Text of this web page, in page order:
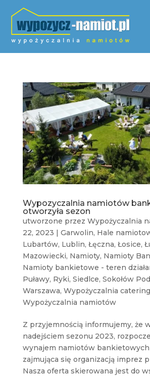
Wypozyczalnia namiotów
otworzyła sezon
utworzone przez Wypożyczalnia
22, 2023 | Garwolin, Hale
Lubartów, Lublin, Łęczna, Łosice,
Mazowiecki, Namioty, Namioty
Namioty bankietowe - teren
Puławy, Ryki, Siedlce, Sokołów
Warszawa, Wypożyczalnia
Wypożyczalnia namiotów
Z przyjemnością informujemy, że
nadejściem sezonu 2023,
wynajem namiotów
zajmująca się organizacją imprez
Nasza oferta skierowana jest do